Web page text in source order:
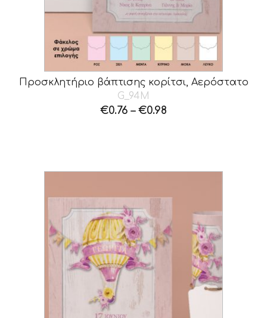
Προσκλητήριο βάπτισης κορίτσι, Αερόστατο
G_94M
€0.76 – €0.98